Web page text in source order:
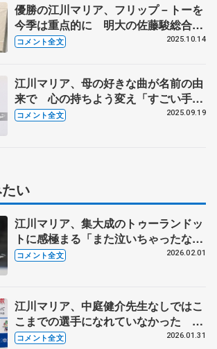
優勝の江川マリア、フリップ－トーを
今季は重点的に 明大の佐藤駿総合主
将、住吉りをん主将は「レベルの高い
選手権女子フリー】
コメント全文 2025.10.14
江川マリア、母の好きな曲が名前の由
来で 心の持ちよう変え「すごい手応
え感じて」 【東京選手権女子SP】
コメント全文 2025.09.19
い
江川マリア、集大成のトゥーランドッ
トに感極まる「また泣いちゃったな」
「この景色を見るの最後だな」【国民
コメント全文 2026.02.01
江川マリア、中庭健介先生なしではこ
こまでの選手になれていなかった 大
きな大会では最後の演技「先生への感
コメント全文 2026.01.31